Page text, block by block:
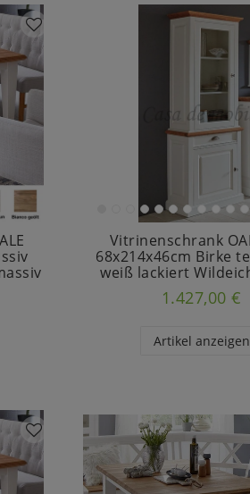
Vitrinenschrank
68x214x46cm Birke
weiß lackiert
1.427,00 €
Artikel anzeigen